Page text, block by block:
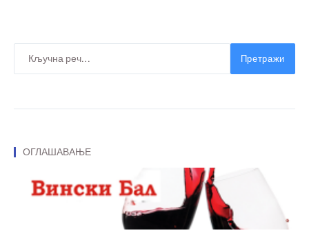
Претражи
ОГЛАШАВАЊЕ